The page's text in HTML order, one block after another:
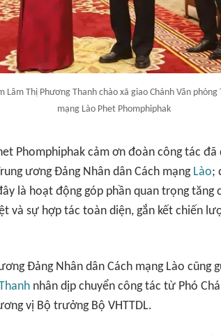
Lâm Thị Phương Thanh chào xã giao Chánh Văn
mạng Lào Phet Phomphiphak
Phomphiphak cảm ơn đoàn công tác
ương Đảng Nhân dân Cách mạng Lào;
là hoạt động góp phần quan trọng tăng
và sự hợp tác toàn diện, gắn kết chiến
Đảng Nhân dân Cách mạng Lào cũng
nhân dịp chuyển công tác từ Phó
vị Bộ trưởng Bộ VHTTDL.